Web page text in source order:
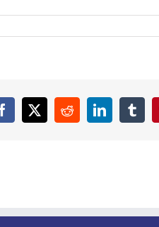
Facebook
X RedditLinkedIn